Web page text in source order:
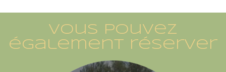
Vous pouvez
également réserver